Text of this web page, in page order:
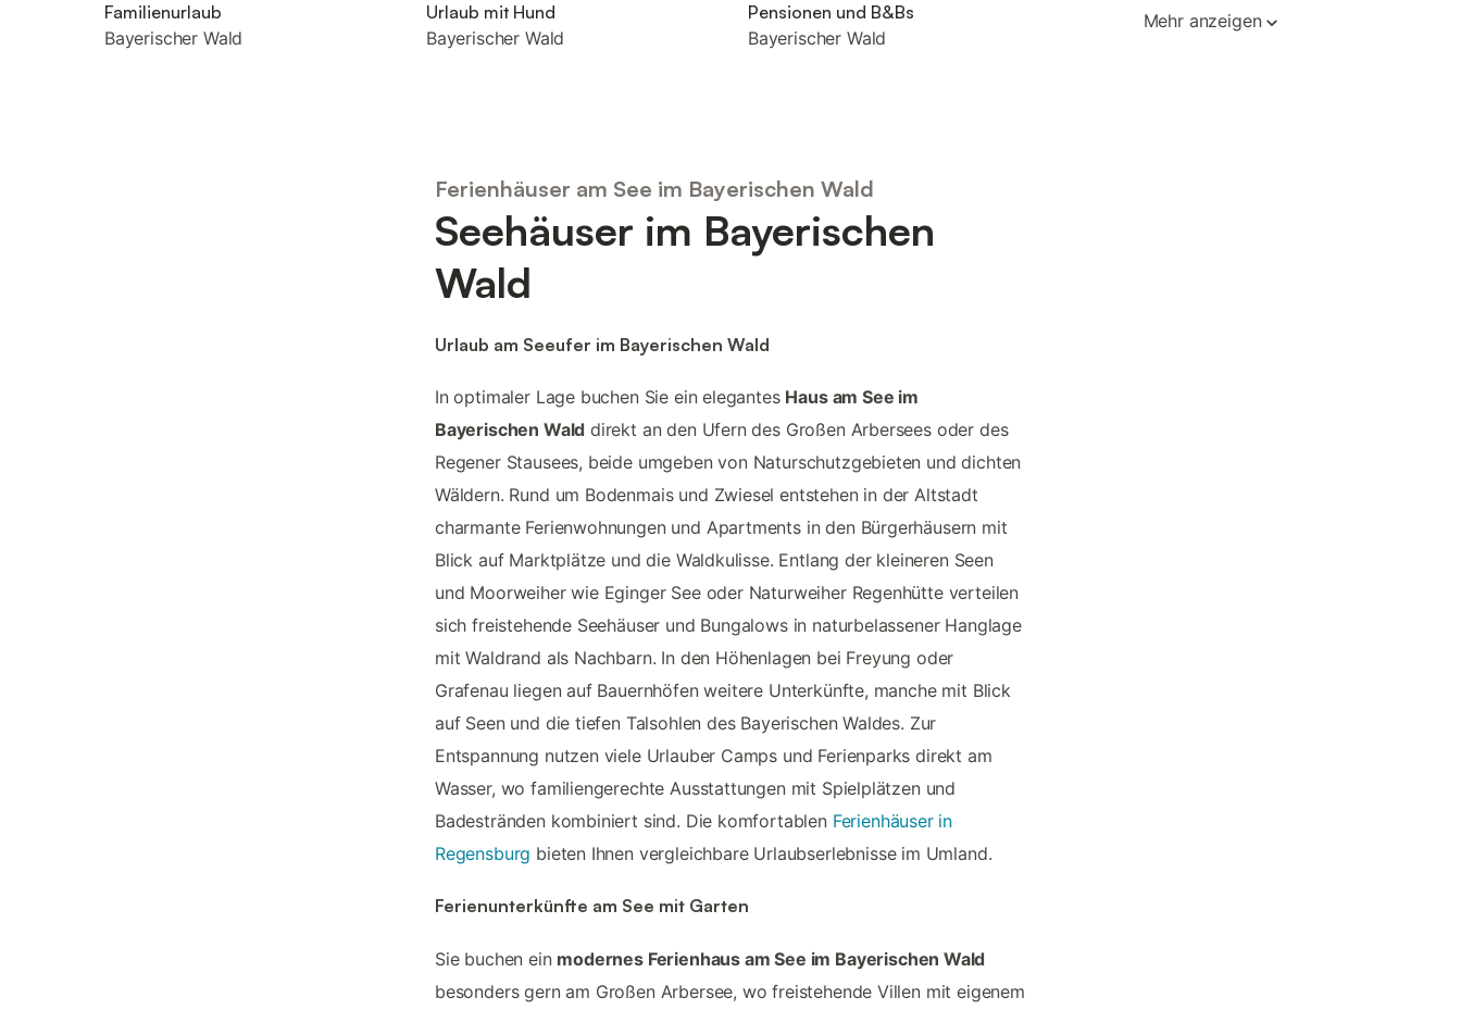
Familienurlaub
Bayerischer Wald
Urlaub mit Hund
Bayerischer Wald
Pensionen und B&Bs
Bayerischer Wald
Mehr anzeigen
Ferienhäuser am See im Bayerischen Wald
Seehäuser im Bayerischen
Wald
Urlaub am Seeufer im Bayerischen Wald
In optimaler Lage buchen Sie ein elegantes Haus am See im
Bayerischen Wald direkt an den Ufern des Großen Arbersees oder des
Regener Stausees, beide umgeben von Naturschutzgebieten und dichten
Wäldern. Rund um Bodenmais und Zwiesel entstehen in der Altstadt
charmante Ferienwohnungen und Apartments in den Bürgerhäusern mit
Blick auf Marktplätze und die Waldkulisse. Entlang der kleineren Seen
und Moorweiher wie Eginger See oder Naturweiher Regenhütte verteilen
sich freistehende Seehäuser und Bungalows in naturbelassener Hanglage
mit Waldrand als Nachbarn. In den Höhenlagen bei Freyung oder
Grafenau liegen auf Bauernhöfen weitere Unterkünfte, manche mit Blick
auf Seen und die tiefen Talsohlen des Bayerischen Waldes. Zur
Entspannung nutzen viele Urlauber Camps und Ferienparks direkt am
Wasser, wo familiengerechte Ausstattungen mit Spielplätzen und
Badestränden kombiniert sind. Die komfortablen Ferienhäuser in
Regensburg bieten Ihnen vergleichbare Urlaubserlebnisse im Umland.
Ferienunterkünfte am See mit Garten
Sie buchen ein modernes Ferienhaus am See im Bayerischen Wald
besonders gern am Großen Arbersee, wo freistehende Villen mit eigenem